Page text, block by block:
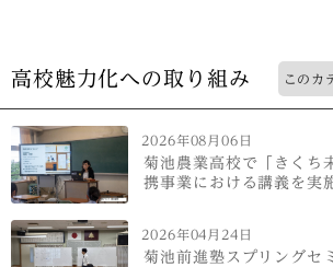
高校魅力化への取り組み このカ
2026年08月06日
菊池農業高校で「きくち
携事業における講義を実
2026年04月24日
菊池前進塾スプリングセ